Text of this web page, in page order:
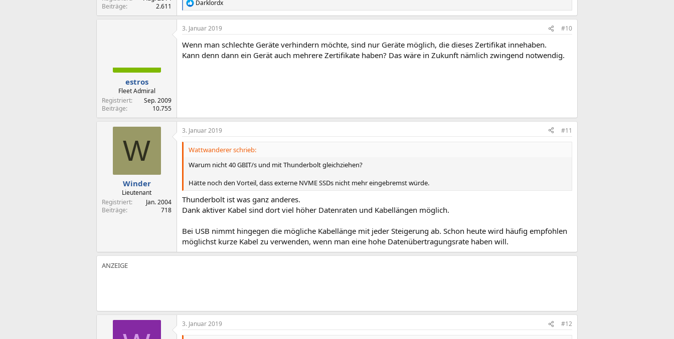
Beiträge
2.611
R
e
a
k
i
o
Darklordx
estros
Fleet Admiral
Registriert
Sep. 2009
Beiträge
10.755
3. Januar 2019 #10
Wenn man schlechte Geräte verhindern möchte, sind nur Geräte möglich, die dieses Zertifikat innehaben.
Kann denn dann ein Gerät auch mehrere Zertifikate haben? Das wäre in Zukunft nämlich zwingend notwendig.
W
Winder
Lieutenant
Registriert
Jan. 2004
Beiträge
718
3. Januar 2019 #11
Wattwanderer schrieb:
Warum nicht 40 GBIT/s und mit Thunderbolt gleichziehen?
Hätte noch den Vorteil, dass externe NVME SSDs nicht mehr eingebremst würde.
Thunderbolt ist was ganz anderes.
Dank aktiver Kabel sind dort viel höher Datenraten und Kabellängen möglich.
Bei USB nimmt hingegen die mögliche Kabellänge mit jeder Steigerung ab. Schon heute wird häufig empfohlen
möglichst kurze Kabel zu verwenden, wenn man eine hohe Datenübertragungsrate haben will.
3. Januar 2019 #12